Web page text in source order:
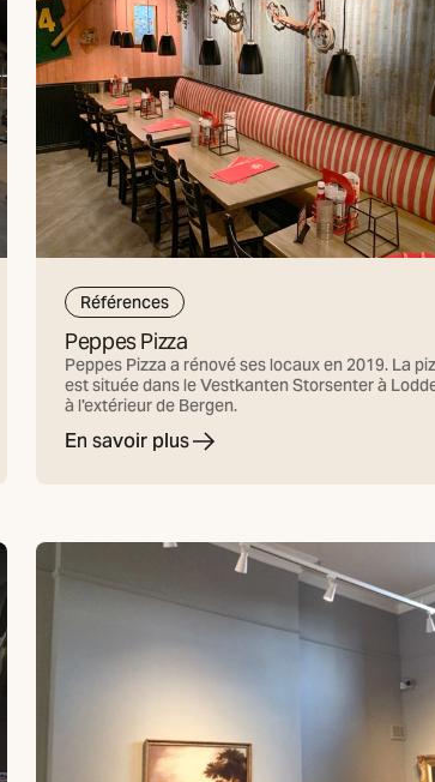
Références
Peppes Pizza
Peppes Pizza a rénové ses locaux en 2019. La
est située dans le Vestkanten Storsenter à
à l'extérieur de Bergen.
En savoir plus